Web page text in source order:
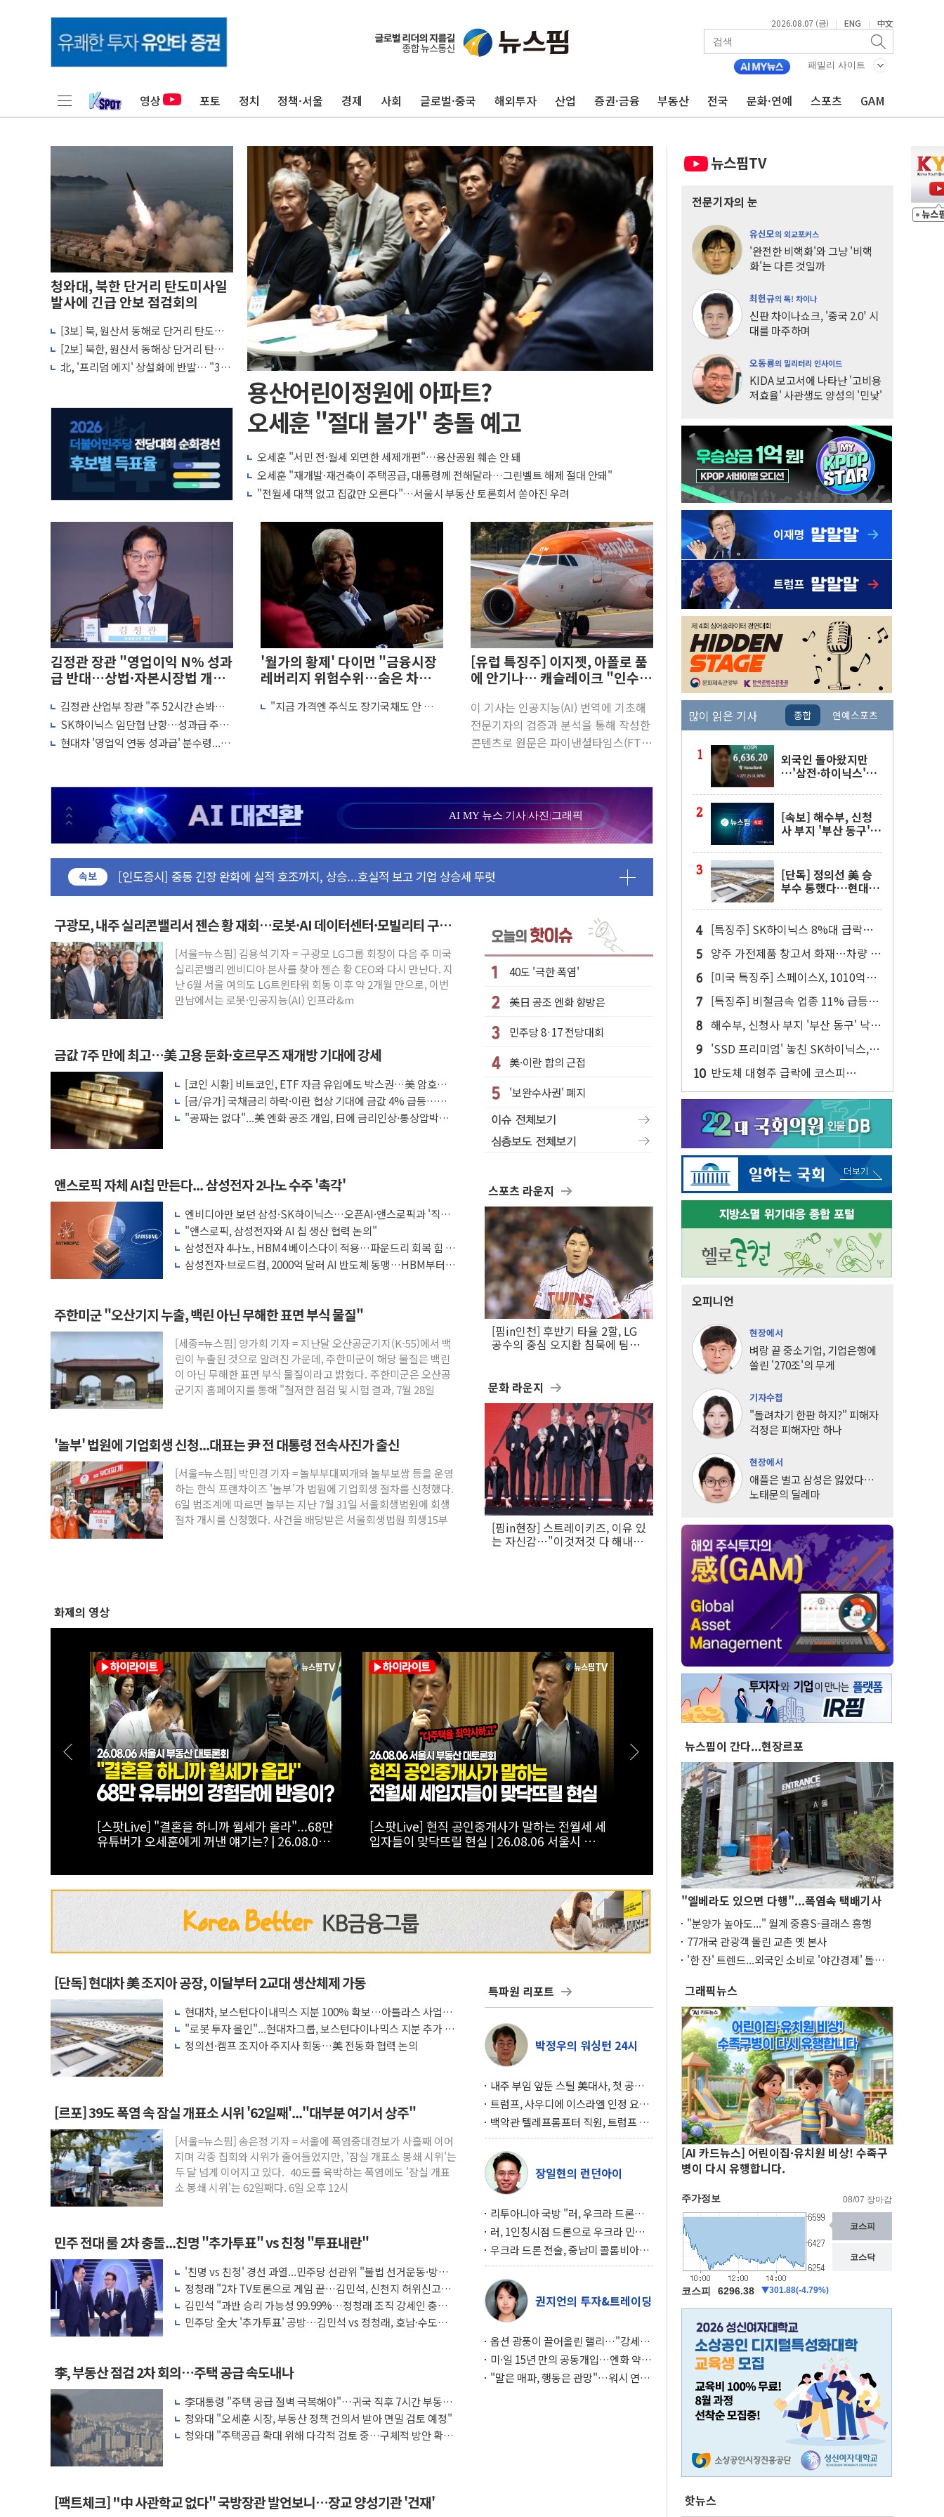
2026.08.07 (금) | ENG | 中文
패밀리 사이트
영상 포토 정치 정책·서울 경제 사회 글로벌·중국 해외투자 산업 증권·금융 부동산 전국 문화·연예 스포츠 GAM
청와대, 북한 단거리 탄도미사일
발사에 긴급 안보 점검회의
[3보] 북, 원산서 동해로 단거리 탄도미
사일 1발 발사… 올해 10번째·42일 만
도발
[2보] 북한, 원산서 동해상 단거리 탄도
미사일 발사
北, '프리덤 에지' 상설화에 반발… "3각
용산어린이정원에 아파트?
오세훈 "절대 불가" 충돌 예고
오세훈 "서민 전·월세 외면한 세제개편"…용산공원 훼손 안 돼
오세훈 "재개발·재건축이 주택공급, 대통령께 전해달라…그린벨트 해제 절대 안돼"
"전월세 대책 없고 집값만 오른다"…서울시 부동산 토론회서 쏟아진 우려
김정관 장관 "영업이익 N% 성과
급 반대…상법·자본시장법 개정
김정관 산업부 장관 "주 52시간 손봐야,
경쟁상대 中과 비교해야"
SK하이닉스 임단협 난항…성과급 주식
지급·적자 시 임금 조정 갈등
현대차 '영업익 연동 성과급' 분수령...제
'월가의 황제' 다이먼 "금융시장
레버리지 위험수위…숨은 차입
"지금 가격엔 주식도 장기국채도 안 산
[유럽 특징주] 이지젯, 아폴로 품
에 안기나… 캐슬레이크 "인수
이 기사는 인공지능(AI) 번역에 기초해
전문기자의 검증과 분석을 통해 작성한
콘텐츠로 원문은 파이낸셜타임스(FT)
AI MY 뉴스|기사|사진 |그래픽
속보
리투아니아 국방 "러, 우크라 드론으로 나토 회원국 공격 검토… 거짓 깃발 작전"
구광모, 내주 실리콘밸리서 젠슨 황 재회…로봇·AI 데이터센터·모빌리티 구체화
뉴욕증시 개장 전 특징주...모더나·아이온큐·도어대시↑ VS 샌디스크·피그마·앱러빈↓
뉴욕증시 프리뷰, 미 주가선물 AI주 차익실현 속 혼조세...웨스턴디지털·샌디스크↓
청와대, 북한 단거리 탄도미사일 발사에 긴급 안보 점검회의
금값 7주 만에 최고…美 고용 둔화·호르무즈 재개방 기대에 강세
[인도증시] 중동 긴장 완화에 실적 호조까지, 상승...호실적 보고 기업 상승세 뚜렷
러, 1인칭시점 드론으로 우크라 민간인 '사파리' 공격… 시민들 공포감 극대화 전략
[베트남 증시] 지수 하락 속 'DGC' 임시 주총 기대감에 홀로 상한가…마진 잔액은 사상 최고
'월가의 황제' 다이먼 "금융시장 레버리지 위험수위…숨은 차입이 더 큰 변수"
양주 섬유염색공장서 화재 1명 중상…대응 1단계 진압 중
김정관 산업부 장관 "주 52시간 손봐야, 경쟁상대 中과 비교해야"
해군 1함대 창설 80주년…지역과 함께하는 '선봉'의 대민 봉사
[3보] 북, 원산서 동해로 단거리 탄도미사일 1발 발사… 올해 10번째·42일 만 도발
우크라 드론 전술, 중남미 콜롬비아에 새 안보 위기… 반군·마약카르텔이 습득해 전투 활용
동해해경, 독도 해상서 부유물 감긴 어선 구조
주한미군 "오산기지 누출, 백린 아닌 무해한 표면 부식 물질"
구미 폐염산처리업체서 불 2시간30여분만에 진화...외국인 노동자 숨져
해군과 함께하는 '불금전파, 송정' 시즌2
구광모, 내주 실리콘밸리서 젠슨 황 재회…로봇·AI 데이터센터·모빌리티 구체
화
[서울=뉴스핌] 김용석 기자 = 구광모 LG그룹 회장이 다음 주 미국
실리콘밸리 엔비디아 본사를 찾아 젠슨 황 CEO와 다시 만난다. 지
난 6월 서울 여의도 LG트윈타워 회동 이후 약 2개월 만으로, 이번
만남에서는 로봇·인공지능(AI) 인프라&m
금값 7주 만에 최고…美 고용 둔화·호르무즈 재개방 기대에 강세
[코인 시황] 비트코인, ETF 자금 유입에도 박스권…美 암호화폐
법안 처리 여부도 변수
[금/유가] 국채금리 하락·이란 협상 기대에 금값 4% 급등…유
가 혼조
"공짜는 없다"...美 엔화 공조 개입, 日에 금리인상·통상압박으
앤스로픽 자체 AI칩 만든다... 삼성전자 2나노 수주 '촉각'
엔비디아만 보던 삼성·SK하이닉스…오픈AI·앤스로픽과 '직거
래'한다
"앤스로픽, 삼성전자와 AI 칩 생산 협력 논의"
삼성전자 4나노, HBM4 베이스다이 적용…파운드리 회복 힘 싣
는다
삼성전자·브로드컴, 2000억 달러 AI 반도체 동맹…HBM부터 2
주한미군 "오산기지 누출, 백린 아닌 무해한 표면 부식 물질"
[세종=뉴스핌] 양가희 기자 = 지난달 오산공군기지(K-55)에서 백
린이 누출된 것으로 알려진 가운데, 주한미군이 해당 물질은 백린
이 아닌 무해한 표면 부식 물질이라고 밝혔다. 주한미군은 오산공
군기지 홈페이지를 통해 "철저한 점검 및 시험 결과, 7월 28일
'놀부' 법원에 기업회생 신청...대표는 尹 전 대통령 전속사진가 출신
[서울=뉴스핌] 박민경 기자 = 놀부부대찌개와 놀부보쌈 등을 운영
하는 한식 프랜차이즈 '놀부'가 법원에 기업회생 절차를 신청했다.
6일 법조계에 따르면 놀부는 지난 7월 31일 서울회생법원에 회생
절차 개시를 신청했다. 사건을 배당받은 서울회생법원 회생15부
40도 '극한 폭염'
美日 공조 엔화 향방은
민주당 8·17 전당대회
美·이란 합의 근접
'보완수사권' 폐지
스포츠 라운지
[핌in인천] 후반기 타율 2할, LG
공수의 중심 오지환 침묵에 팀도
문화 라운지
[핌in현장] 스트레이키즈, 이유 있
는 자신감…"이것저것 다 해내는
화제의 영상
[스팟Live] "임대 사업자 유예기간 줘야"...토론
회서 나온 현직 세무사의 '직언' | 26.08.06 서울
[스팟Live] '투미TV' 김제경이 내린 李정부 부동
산 정책 점수는? | 26.08.06 서울시 부동산 대토
[스팟Live] *풀영상* 이준석, 보완수사권 폐지에
"민주당 개악입법, 불안감 가중시켜"｜
26.08.06 개혁신당 보완수사권 폐지 토론회
[단독] 현대차 美 조지아 공장, 이달부터 2교대 생산체제 가동
현대차, 보스턴다이내믹스 지분 100% 확보…아틀라스 사업화
가속
"로봇 투자 올인"...현대차그룹, 보스턴다이나믹스 지분 추가 인
수
정의선·켐프 조지아 주지사 회동…美 전동화 협력 논의
[르포] 39도 폭염 속 잠실 개표소 시위 '62일째'..."대부분 여기서 상주"
[서울=뉴스핌] 송은정 기자 = 서울에 폭염중대경보가 사흘째 이어
지며 각종 집회와 시위가 줄어들었지만, '잠실 개표소 봉쇄 시위'는
두 달 넘게 이어지고 있다. 40도를 육박하는 폭염에도 '잠실 개표
소 봉쇄 시위'는 62일째다. 6일 오후 12시
민주 전대 룰 2차 충돌...친명 "추가투표" vs 친청 "투표내란"
'친명 vs 친청' 경선 과열...민주당 선관위 "불법 선거운동·방해
행위 엄중 제재"
정청래 "2차 TV토론으로 게임 끝…김민석, 신천지 허위신고에
배신 사과 안 해"
김민석 "과반 승리 가능성 99.99%…정청래 조직 강세인 충청
·PK서 선방"
민주당 全大 '추가투표' 공방…김민석 vs 정청래, 호남·수도권
李, 부동산 점검 2차 회의…주택 공급 속도내나
李대통령 "주택 공급 절벽 극복해야"…귀국 직후 7시간 부동산
·증시 점검회의
청와대 "오세훈 시장, 부동산 정책 건의서 받아 면밀 검토 예정"
청와대 "주택공급 확대 위해 다각적 검토 중…구체적 방안 확정
[팩트체크] "中 사관학교 없다" 국방장관 발언보니…장교 양성기관 '건재'
특파원 리포트
박정우의 워싱턴 24시
내주 부임 앞둔 스틸 美대사, 첫 공개
행사서 "한미동맹 강화 최우선 과제"
트럼프, 사우디에 이스라엘 인정 요
구…원자력 협정 서명 하루 만에 좌초
위기
백악관 텔레프롬프터 직원, 트럼프 연
설 미리 보고 베팅 시장서 10만달러 챙
겨
장일현의 런던아이
리투아니아 국방 "러, 우크라 드론으
로 나토 회원국 공격 검토… 거짓 깃발
작전"
러, 1인칭시점 드론으로 우크라 민간
인 '사파리' 공격… 시민들 공포감 극
대화 전략
우크라 드론 전술, 중남미 콜롬비아에
새 안보 위기… 반군·마약카르텔이 습
득해 전투 활용
권지언의 투자&트레이딩
옵션 광풍이 끌어올린 랠리…"강세장
이면에 과열 경고등"
미·일 15년 만의 공동개입…엔화 약세
와의 싸움은 끝나지 않았다
"말은 매파, 행동은 관망"…워시 연준,
뉴스핌TV
전문기자의 눈
유신모의 외교포커스
'완전한 비핵화'와 그냥 '비핵
화'는 다른 것일까
최헌규의 톡! 차이나
신판 차이나쇼크, '중국 2.0' 시
대를 마주하며
오동룡의 밀리터리 인사이드
KIDA 보고서에 나타난 '고비용
저효율' 사관생도 양성의 '민낯'
많이 읽은 기사 종합 연예스포츠
외국인 돌아왔지만
…'삼전·하이닉스'는
[속보] 해수부, 신청
사 부지 '부산 동구'
[단독] 정의선 美 승
부수 통했다…현대차
동
[특징주] SK하이닉스 8%대 급락…
주주환원·솔리다임 이슈 부각
양주 가전제품 창고서 화재…차량 3
대·건물 1동 전소
[미국 특징주] 스페이스X, 1010억달
러 락업 해제 앞두고 주가 압박 가중
[특징주] 비철금속 업종 11% 급등…
구리 가격 상승 전망 부각
해수부, 신청사 부지 '부산 동구' 낙
점…북항 1단계 재개발 부지에 짓는
다
'SSD 프리미엄' 놓친 SK하이닉스,
솔리다임 띄운다
반도체 대형주 급락에 코스피
4%↓…매도 사이드카 발동
오피니언
현장에서
벼랑 끝 중소기업, 기업은행에
쏠린 '270조'의 무게
기자수첩
"돌려차기 한판 하지?" 피해자
걱정은 피해자만 하나
현장에서
애플은 벌고 삼성은 잃었다…
노태문의 딜레마
뉴스핌이 간다...현장르포
"엘베라도 있으면 다행"...폭염속 택배기사
"분양가 높아도..." 월계 중흥S-클래스 흥행
77개국 관광객 몰린 교촌 옛 본사
'한 잔' 트렌드...외국인 소비로 '야간경제' 돌파
그래픽뉴스
[AI 카드뉴스] 어린이집·유치원 비상! 수족구
병이 다시 유행합니다.
핫뉴스